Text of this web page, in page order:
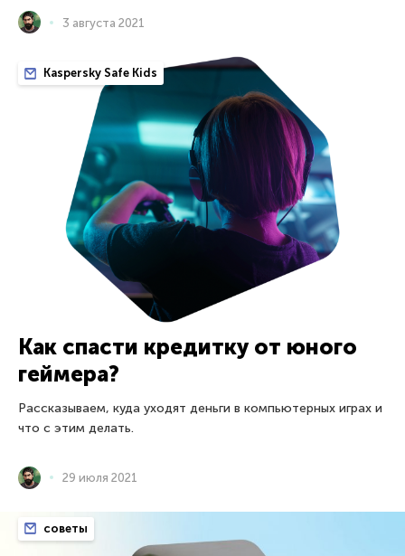
3 августа 2021
Kaspersky Safe Kids
Как спасти кредитку от юного
геймера?
Рассказываем, куда уходят деньги в компьютерных играх и
что с этим делать.
29 июля 2021
советы